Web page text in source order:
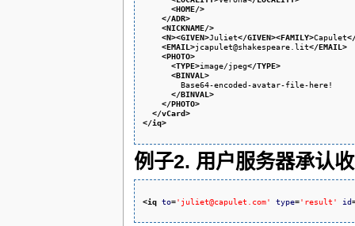
<HOME/>
</ADR>
<NICKNAME/>
<N><GIVEN>Juliet</GIVEN><FAMILY>Capulet
<EMAIL >jcapulet@shakespeare.lit</EMAIL >
<PHOTO>
<TYPE>image/jpeg</TYPE>
<BINVAL >
        Base64-encoded-avatar-file-here!
</BINVAL >
</PHOTO>
</vCard>
</iq>
例子2. 用户服务器承认
<iq to='juliet@capulet.com' type='result' id